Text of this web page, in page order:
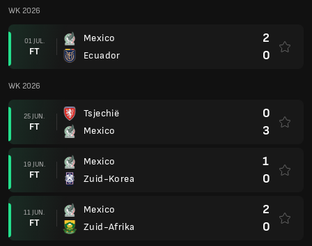
WK 2026
01 JUL.
FT
Mexico
Ecuador
2
0
WK 2026
25 JUN.
FT
Tsjechië
Mexico
0
3
19 JUN.
FT
Mexico
Zuid-Korea
1
0
11 JUN.
FT
Mexico
Zuid-Afrika
2
0